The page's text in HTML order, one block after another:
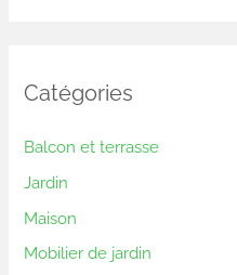
Catégories
Balcon et terrasse
Jardin
Maison
Mobilier de jardin